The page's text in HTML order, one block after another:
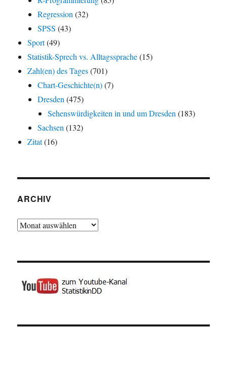
Regression (32)
SPSS (43)
Sport(49)
Statistik-Sprech vs. Alltagssprache(15)
Zahl(en) des Tages(701)
Chart-Geschichte(n)(7)
Dresden (475)
Sehenswürdigkeiten in und um Dresden (183)
Sachsen (132)
Zitat(16)
ARCHIV
Archiv